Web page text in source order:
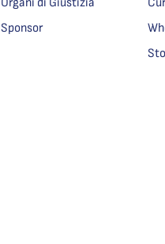
Sponsor